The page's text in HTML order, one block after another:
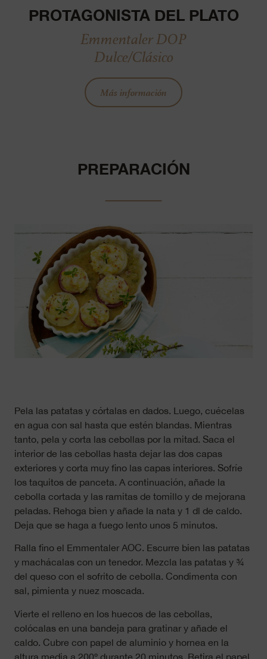
PROTAGONISTA DEL PLATO
Emmentaler DOP
Dulce/Clásico
Más información
PREPARACIÓN
Pela las patatas y córtalas en dados. Luego, cuécelas
en agua con sal hasta que estén blandas. Mientras
tanto, pela y corta las cebollas por la mitad. Saca el
interior de las cebollas hasta dejar las dos capas
exteriores y corta muy fino las capas interiores. Sofríe
los taquitos de panceta. A continuación, añade la
cebolla cortada y las ramitas de tomillo y de mejorana
peladas. Rehoga bien y añade la nata y 1 dl de caldo.
Deja que se haga a fuego lento unos 5 minutos.
Ralla fino el Emmentaler AOC. Escurre bien las patatas
y machácalas con un tenedor. Mezcla las patatas y ¾
del queso con el sofrito de cebolla. Condimenta con
sal, pimienta y nuez moscada.
Vierte el relleno en los huecos de las cebollas,
colócalas en una bandeja para gratinar y añade el
caldo. Cubre con papel de aluminio y hornea en la
altura media a 200º durante 20 minutos. Retira el papel